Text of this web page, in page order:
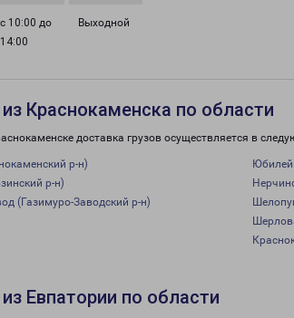
с 10:00 до
14:00
Выходной
Краснокаменска по области
доставка грузов осуществляется в
р-н)
р-н)
(Газимуро-Заводский р-н)
Евпатории по области